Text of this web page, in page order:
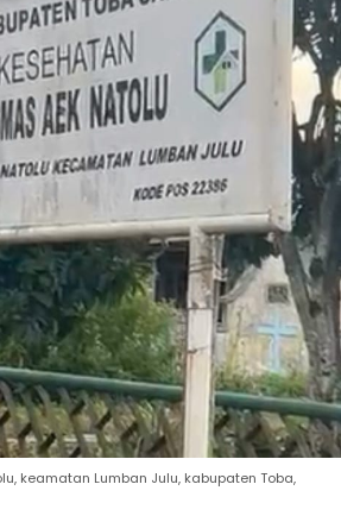
keamatan Lumban Julu, kabupaten Toba,